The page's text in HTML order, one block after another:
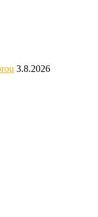
3.8.2026